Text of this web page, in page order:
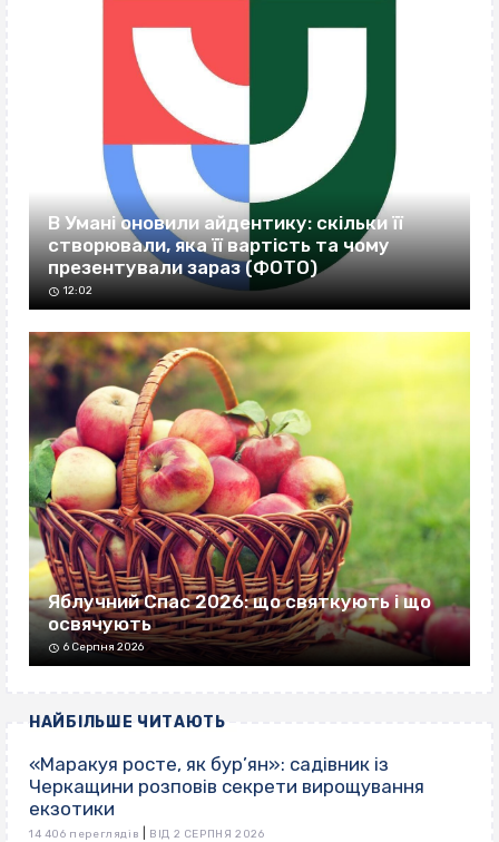
В Умані оновили айдентику: скільки її
створювали, яка її вартість та чому
презентували зараз (ФОТО)
12:02
Яблучний Спас 2026: що святкують і що
освячують
6 Серпня 2026
НАЙБІЛЬШЕ ЧИТАЮТЬ
«Маракуя росте, як бур’ян»: садівник із
Черкащини розповів секрети вирощування
екзотики
14 406 переглядів ВІД 2 СЕРПНЯ 2026